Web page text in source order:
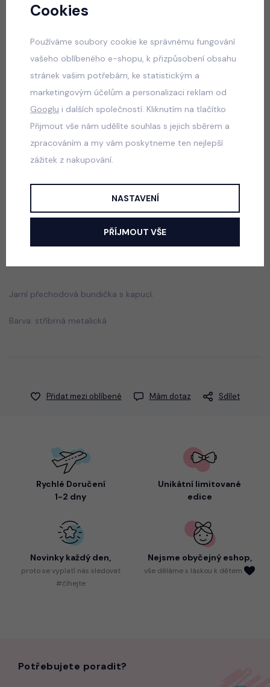
490 Kč
Černá long parka
skladem
490 Kč
Jeans kabátek/šaty s páskem
Popis Jak vybrat správnou velikost?
Jarní přechodová bundička s kapucí.
Barva: stříbrná metalická
Přidat mezi oblíbené Mám dotaz Sdílet
Rychlé Doručení
1-2 dny
Unikátní limitované
edice
Novinky každý den,
protose vyplatí nás sledovat
#číhejte
Nejsme obyčejný eshop,
vše děláme s láskou k dětem
Potřebujete poradit?
Cookies
Používáme soubory cookie ke správnému fungování
vašeho oblíbeného e-shopu, k přizpůsobení obsahu
stránek vašim potřebám, ke statistickým a
marketingovým účelům a personalizaci reklam od
Googlu i dalších společností. Kliknutím na tlačítko
Přijmout vše nám udělíte souhlas s jejich sběrem a
zpracováním a my vám poskytneme ten nejlepší
zážitek z nakupování.
NASTAVENÍ
PŘÍJMOUT VŠE